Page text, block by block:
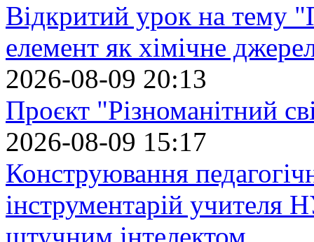
Відкритий урок на тему
елемент як хімічне
2026-08-09 20:13
Проєкт "Різноманітний
2026-08-09 15:17
Конструювання
інструментарій учителя